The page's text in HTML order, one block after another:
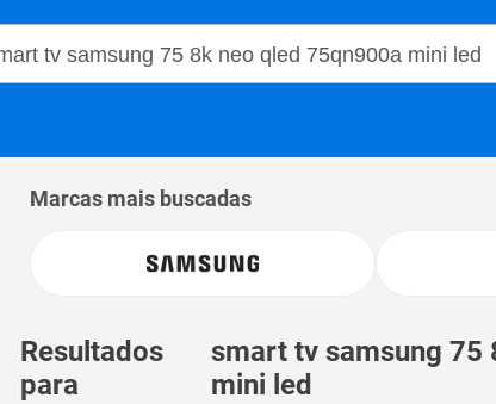
no Magalu
Marcas mais buscadas
Resultados
para
smart tv samsung 75
mini led